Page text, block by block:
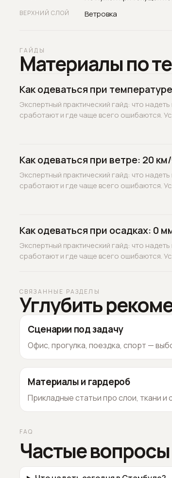
ВЕРХНИЙ СЛОЙ Ветровка
ГАЙДЫ
Материалы по
Как одеваться при
Экспертный практический гайд: что
сработают и где чаще всего ошибаются.
Как одеваться при ветре: 20
Экспертный практический гайд: что
сработают и где чаще всего ошибаются.
Как одеваться при осадках: 0
Экспертный практический гайд: что
сработают и где чаще всего ошибаются.
СВЯЗАННЫЕ РАЗДЕЛЫ
Углубить
Сценарии под задачу
Офис, прогулка, поездка, спорт —
Материалы и гардероб
Прикладные статьи про слои, ткани и
FAQ
Частые вопросы